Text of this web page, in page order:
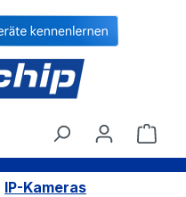
IP-Kameras